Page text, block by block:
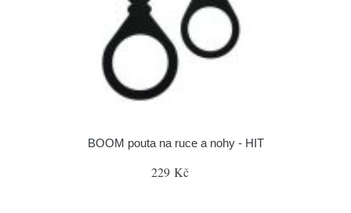
BOOM pouta na ruce a nohy - HIT
229 Kč